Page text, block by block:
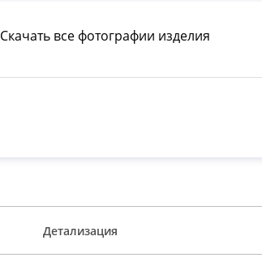
Скачать все фотографии изделия
Детализация